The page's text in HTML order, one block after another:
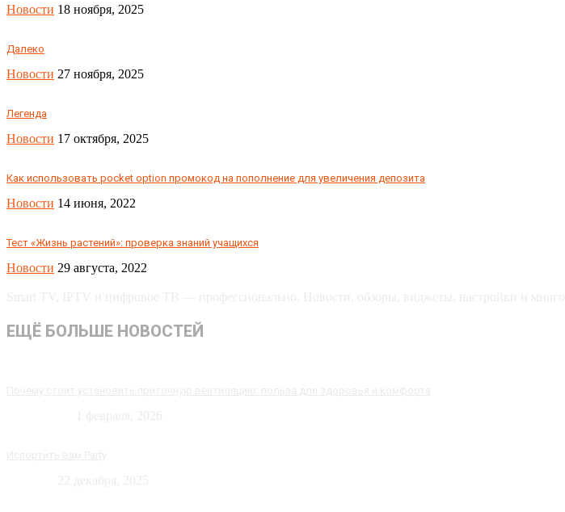
Новости 18 ноября, 2025
Далеко
Новости 27 ноября, 2025
Легенда
Новости 17 октября, 2025
Как использовать pocket option промокод на пополнение для увеличения депозита
Новости 14 июня, 2022
Тест «Жизнь растений»: проверка знаний учащихся
Новости 29 августа, 2022
ЕЩЁ БОЛЬШЕ НОВОСТЕЙ